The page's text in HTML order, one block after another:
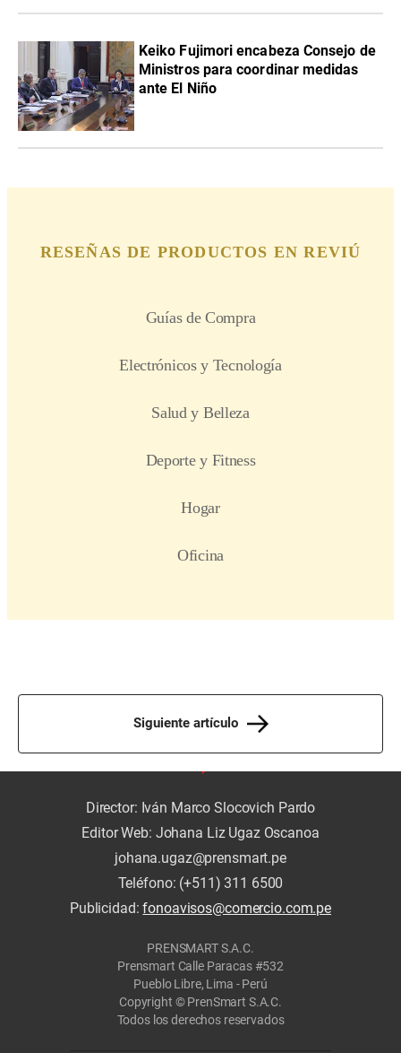
Keiko Fujimori encabeza Consejo de
Ministros para coordinar medidas
ante El Niño
Siguiente artículo
Director: Iván Marco Slocovich Pardo
Editor Web: Johana Liz Ugaz Oscanoa
johana.ugaz@prensmart.pe
Teléfono: (+511) 311 6500
Publicidad:fonoavisos@comercio.com.pe
PRENSMART S.A.C.
Prensmart Calle Paracas #532
Pueblo Libre, Lima - Perú
Copyright © PrenSmart S.A.C.
Todos los derechos reservados